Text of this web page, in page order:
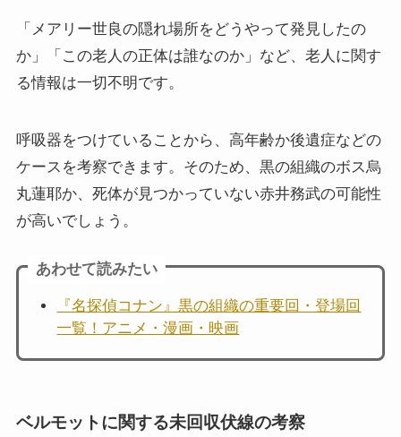
「メアリー世良の隠れ場所をどうやって発見したの
か」「この老人の正体は誰なのか」など、老人に関す
る情報は一切不明です。
呼吸器をつけていることから、高年齢か後遺症などの
ケースを考察できます。そのため、黒の組織のボス烏
丸蓮耶か、死体が見つかっていない赤井務武の可能性
が高いでしょう。
あわせて読みたい
『名探偵コナン』黒の組織の重要回・登場回
一覧！アニメ・漫画・映画
ベルモットに関する未回収伏線の考察